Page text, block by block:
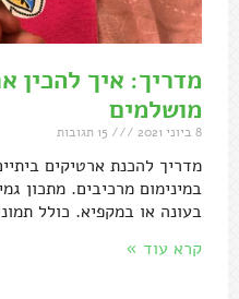
מדריך: איך להכין
מושלמים
8 ביוני 2021
מדריך להכנת ארטיקים
במינימום מרכיבים. מתכון
בעונה או במקפיא. כולל
קרא עוד »